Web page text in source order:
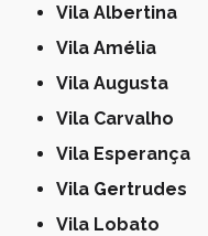
Vila Albertina
Vila Amélia
Vila Augusta
Vila Carvalho
Vila Esperança
Vila Gertrudes
Vila Lobato